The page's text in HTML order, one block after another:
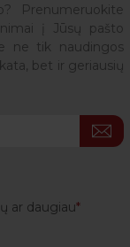
Prenumeruokite
į Jūsų pašto
ne tik naudingos
bet ir geriausių
ar daugiau